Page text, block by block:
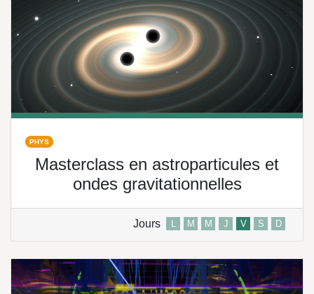
PHYS
Masterclass en astroparticules et
ondes gravitationnelles
Jours L M M J V S D